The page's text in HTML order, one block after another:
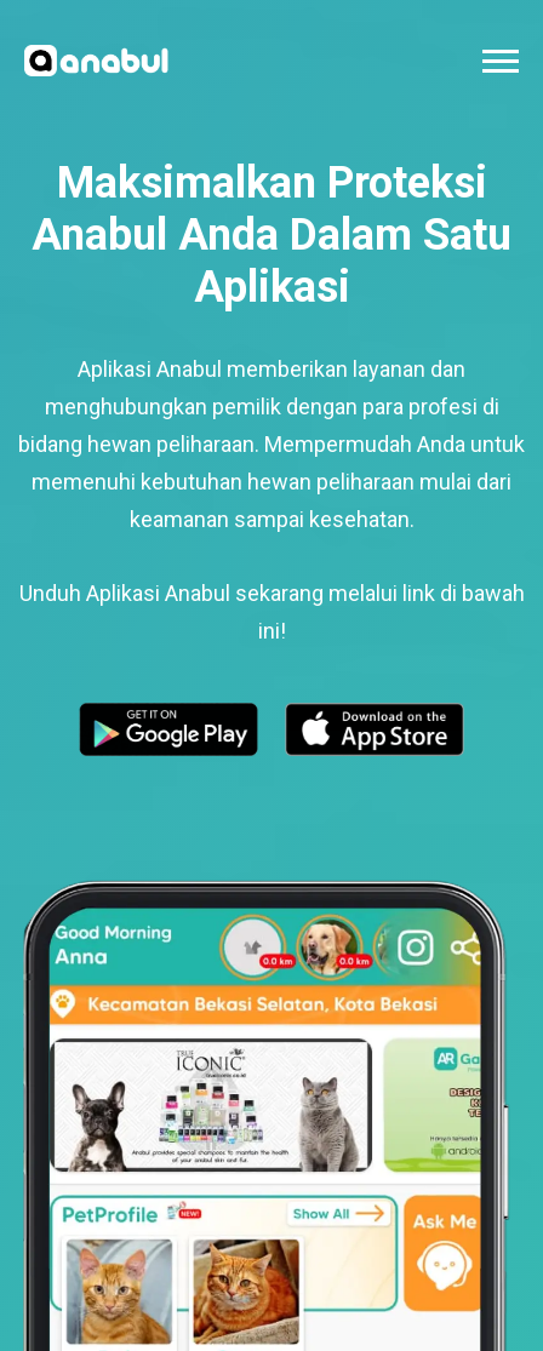
Maksimalkan Proteksi
Anabul Anda Dalam Satu
Aplikasi
Aplikasi Anabul memberikan layanan dan
menghubungkan pemilik dengan para profesi di
bidang hewan peliharaan. Mempermudah Anda untuk
memenuhi kebutuhan hewan peliharaan mulai dari
keamanan sampai kesehatan.
Unduh Aplikasi Anabul sekarang melalui link di bawah
ini!